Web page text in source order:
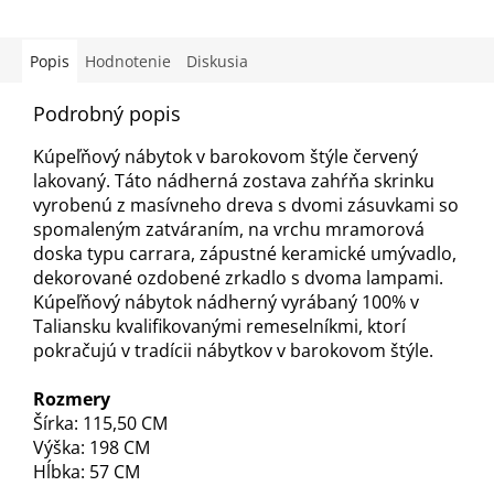
Popis Hodnotenie Diskusia
Podrobný popis
Kúpeľňový nábytok v barokovom štýle červený
lakovaný. Táto nádherná zostava zahŕňa skrinku
vyrobenú z masívneho dreva s dvomi zásuvkami so
spomaleným zatváraním, na vrchu mramorová
doska typu carrara, zápustné keramické umývadlo,
dekorované ozdobené zrkadlo s dvoma lampami.
Kúpeľňový nábytok nádherný vyrábaný 100% v
Taliansku kvalifikovanými remeselníkmi, ktorí
pokračujú v tradícii nábytkov v barokovom štýle.
Rozmery
Šírka: 115,50 CM
Výška: 198 CM
Hĺbka: 57 CM